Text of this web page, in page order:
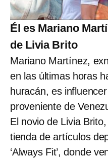
Él es Mariano
de Livia Brito
Mariano Martínez,
en las últimas horas
huracán, es
proveniente de
El novio de Livia
tienda de artículos
‘Always Fit’, donde